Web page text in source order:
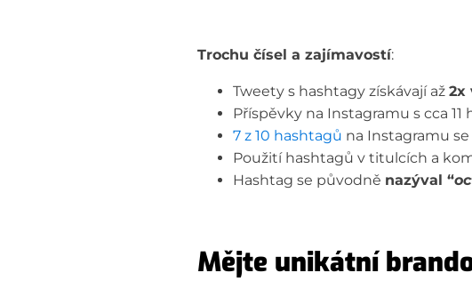
Trochu čísel a zajímavostí:
Tweety s hashtagy získávají až 2x
Příspěvky na Instagramu s cca 11
7 z 10 hashtagů na Instagramu se
Použití hashtagů v titulcích a
Hashtag se původně nazýval “
Mějte unikátní